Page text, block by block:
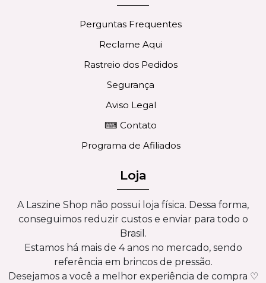
Perguntas Frequentes
Reclame Aqui
Rastreio dos Pedidos
Segurança
Aviso Legal
⌨ Contato
Programa de Afiliados
Loja
A Laszine Shop não possui loja física. Dessa forma,
conseguimos reduzir custos e enviar para todo o
Brasil.
Estamos há mais de 4 anos no mercado, sendo
referência em brincos de pressão.
Desejamos a você a melhor experiência de compra ♡